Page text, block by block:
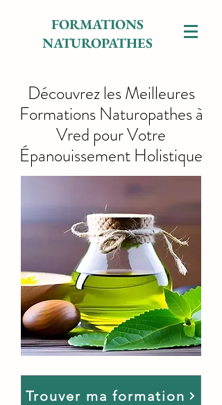
FORMATIONS
NATUROPATHES
Découvrez les Meilleures
Formations Naturopathes à
Vred pour Votre
Épanouissement Holistique
Trouver ma formation